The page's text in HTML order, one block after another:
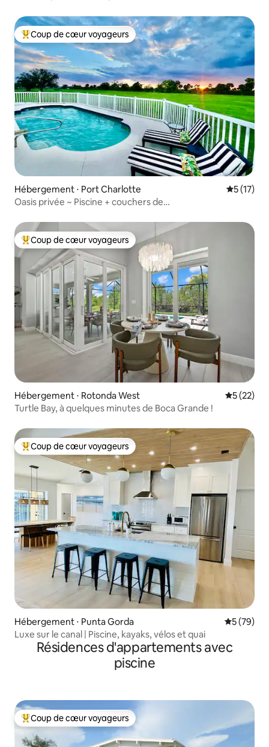
Coups de cœur voyageurs les plus appréciés
Coup de cœur voyageurs
Hébergement ⋅ Port Charlotte
5 (17)
Oasis privée ~ Piscine + couchers de
Coups de cœur voyageurs les plus appréciés
Coup de cœur voyageurs
Hébergement ⋅ Rotonda West
5 (22)
Turtle Bay, à quelques minutes de Boca Grande !
Coups de cœur voyageurs les plus appréciés
Coup de cœur voyageurs
Hébergement ⋅ Punta Gorda
5 (79)
Luxe sur le canal | Piscine, kayaks, vélos et quai
Résidences d'appartements avec
piscine
Coups de cœur voyageurs les plus appréciés
Coup de cœur voyageurs